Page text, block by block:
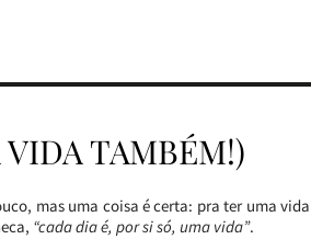
TAMBÉM!)
mas uma coisa é certa: pra ter uma vida
“cada dia é, por si só, uma vida”.